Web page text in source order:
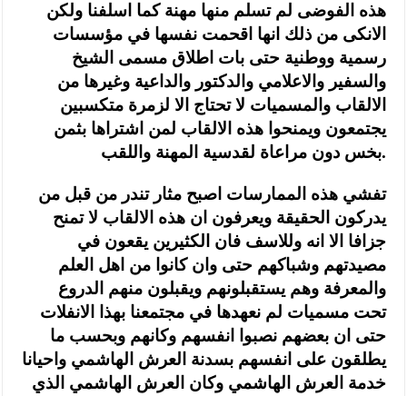
هذه الفوضى لم تسلم منها مهنة كما اسلفنا ولكن
الانكى من ذلك انها اقحمت نفسها في مؤسسات
رسمية ووطنية حتى بات اطلاق مسمى الشيخ
والسفير والاعلامي والدكتور والداعية وغيرها من
الالقاب والمسميات لا تحتاج الا لزمرة متكسبين
يجتمعون ويمنحوا هذه الالقاب لمن اشتراها بثمن
بخس دون مراعاة لقدسية المهنة واللقب.
تفشي هذه الممارسات اصبح مثار تندر من قبل من
يدركون الحقيقة ويعرفون ان هذه الالقاب لا تمنح
جزافا الا انه وللاسف فان الكثيرين يقعون في
مصيدتهم وشباكهم حتى وان كانوا من اهل العلم
والمعرفة وهم يستقبلونهم ويقبلون منهم الدروع
تحت مسميات لم نعهدها في مجتمعنا بهذا الانفلات
حتى ان بعضهم نصبوا انفسهم وكانهم وبحسب ما
يطلقون على انفسهم بسدنة العرش الهاشمي واحيانا
خدمة العرش الهاشمي وكان العرش الهاشمي الذي